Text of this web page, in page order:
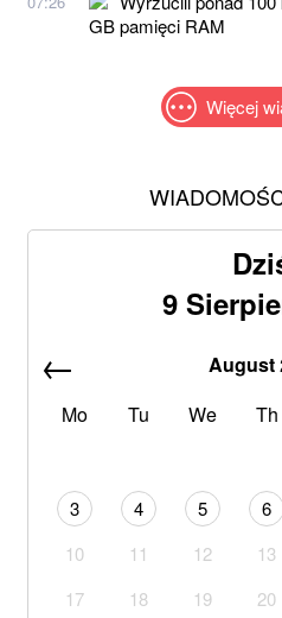
GB pamięci RAM
Więcej
9
August
Mo
Tu We Th
3
4 5 6
10
11 12 13
17
18 19 20